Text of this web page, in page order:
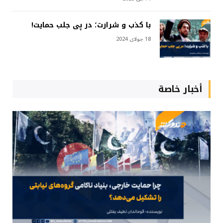
با کذب و شرارت؛ در پی جلب حمایت!
18 جولای 2024
أخبار خاصة